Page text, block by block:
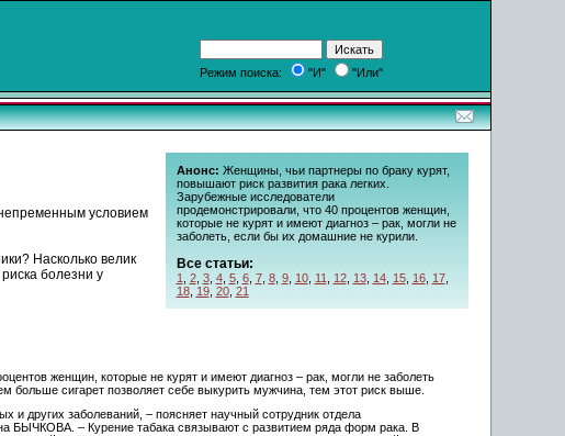
Режим поиска: "И" "Или"
Анонс: Женщины, чьи партнеры по браку курят,
повышают риск развития рака легких.
Зарубежные исследователи
продемонстрировали, что 40 процентов женщин,
которые не курят и имеют диагноз – рак, могли не
заболеть, если бы их домашние не курили.
Все статьи:
1 2, 3, 4, 5, 6, 7, 8, 9, 10, 11 12, 13, 14, 15, 16, 17,
18, 19, 20, 21
условием
Насколько велик
болезни у
женщин, которые не курят и имеют диагноз – рак, могли не заболеть
больше сигарет позволяет себе выкурить мужчина, тем этот риск выше.
и других заболеваний, – поясняет научный сотрудник отдела
БЫЧКОВА. – Курение табака связывают с развитием ряда форм рака. В